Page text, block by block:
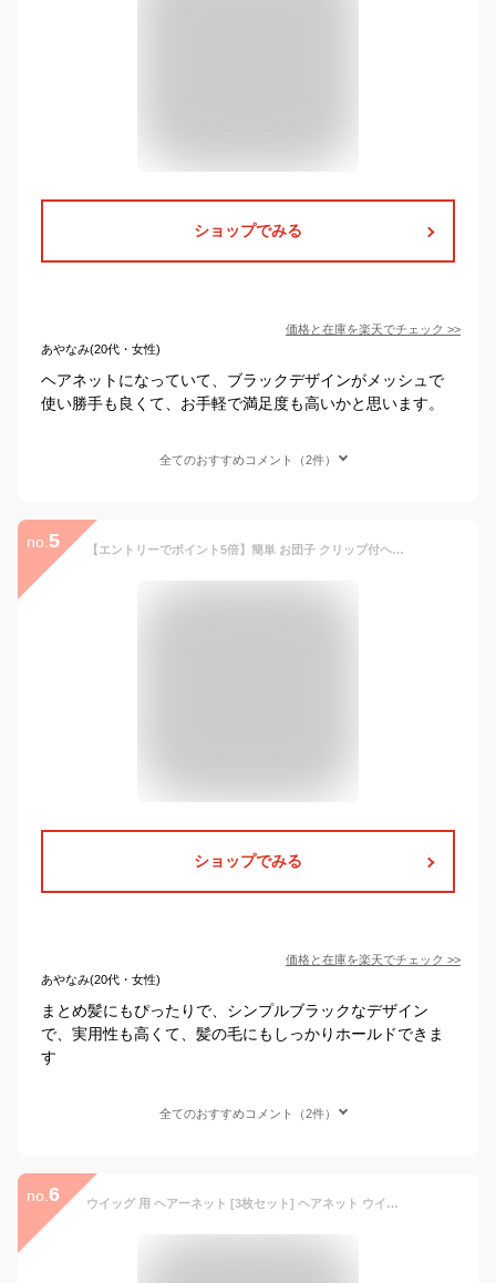
ショップでみる
価格と在庫を楽天でチェック >>
あやなみ(20代・女性)
ヘアネットになっていて、ブラックデザインがメッシュで
使い勝手も良くて、お手軽で満足度も高いかと思います。
全てのおすすめコメント（2件）
no. 5 【エントリーでポイント5倍】簡単 お団子 クリップ付ヘアネット 大人 冠婚葬祭 シュシュ風 シニヨン ネット 無地 ダークカラー ha-415 上品 バンスクリップ 黒 ヘアアクセ レディース まとめ髪 髪 多い 結婚式 お仕事 お洒落 プレゼント ママ 即納【メール便送料無料】
ショップでみる
価格と在庫を楽天でチェック >>
あやなみ(20代・女性)
まとめ髪にもぴったりで、シンプルブラックなデザイン
で、実用性も高くて、髪の毛にもしっかりホールドできま
す
全てのおすすめコメント（2件）
no. 6 ウイッグ 用 ヘアーネット [3枚セット] ヘアネット ウイッグネット |L